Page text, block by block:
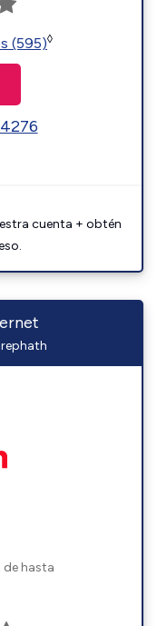
(595)◊
cuenta + obtén
de hasta